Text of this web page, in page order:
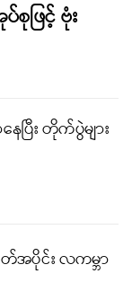
ဖြင့် ဗုံး
ပြီး တိုက်ပွဲများ
တ်အပိုင်း လကမ္ဘာ